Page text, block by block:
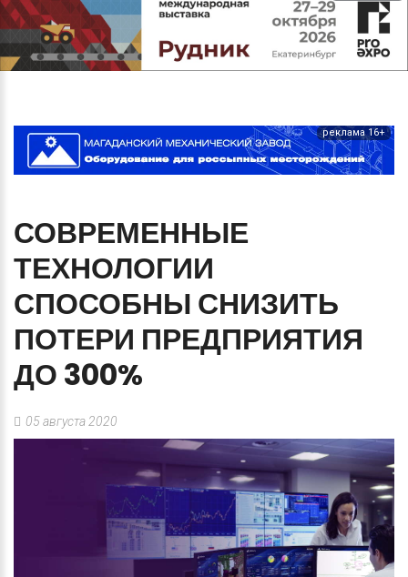
реклама 16+
СОВРЕМЕННЫЕ
ТЕХНОЛОГИИ
СПОСОБНЫ СНИЗИТЬ
ПОТЕРИ ПРЕДПРИЯТИЯ
ДО 300%
05 августа 2020